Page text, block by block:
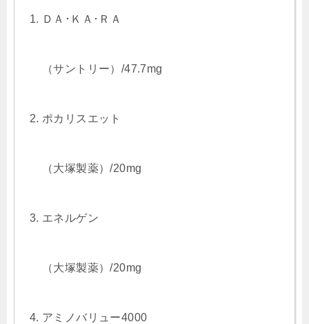
ＤＡ･ＫＡ･ＲＡ
（サントリー）/47.7mg
ポカリスエット
（大塚製薬）/20mg
エネルゲン
（大塚製薬）/20mg
アミノバリュー4000